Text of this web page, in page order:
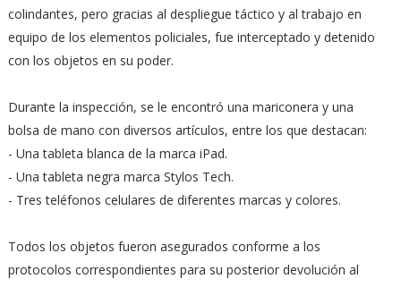
colindantes, pero gracias al despliegue táctico y al trabajo en
equipo de los elementos policiales, fue interceptado y detenido
con los objetos en su poder.
Durante la inspección, se le encontró una mariconera y una
bolsa de mano con diversos artículos, entre los que destacan:
- Una tableta blanca de la marca iPad.
- ⁠Una tableta negra marca Stylos Tech.
- ⁠Tres teléfonos celulares de diferentes marcas y colores.
Todos los objetos fueron asegurados conforme a los
protocolos correspondientes para su posterior devolución al